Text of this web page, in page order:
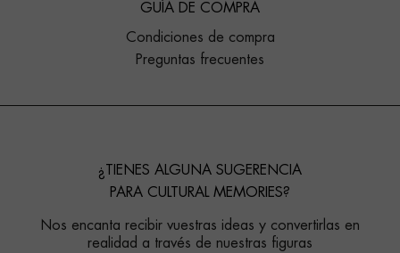
GUÍA DE COMPRA
Condiciones de compra
Preguntas frecuentes
¿TIENES ALGUNA SUGERENCIA
PARA CULTURAL MEMORIES?
Nos encanta recibir vuestras ideas y convertirlas en
realidad a través de nuestras figuras